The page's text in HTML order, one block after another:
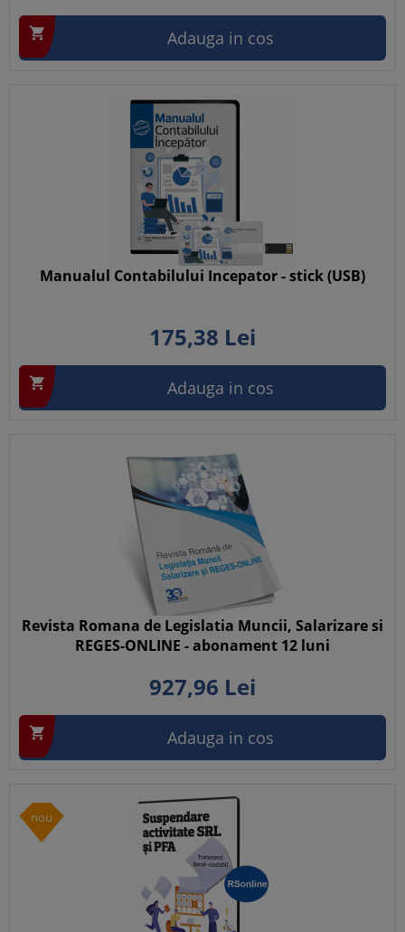
 Adauga in cos
Manualul Contabilului Incepator - stick (USB)
175,38 Lei
 Adauga in cos
Revista Romana de Legislatia Muncii, Salarizare si
REGES-ONLINE - abonament 12 luni
927,96 Lei
 Adauga in cos
nou